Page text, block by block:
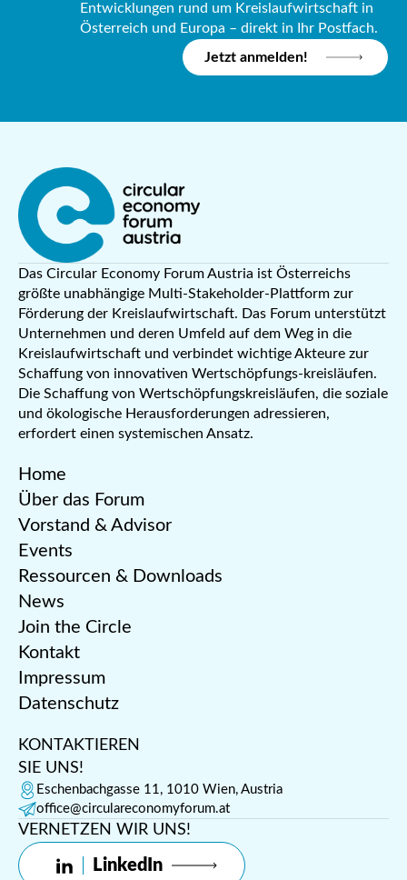
Entwicklungen rund um Kreislaufwirtschaft in
Österreich und Europa – direkt in Ihr Postfach.
Jetzt anmelden!
Das Circular Economy Forum Austria ist Österreichs
größte unabhängige Multi-Stakeholder-Plattform zur
Förderung der Kreislaufwirtschaft. Das Forum unterstützt
Unternehmen und deren Umfeld auf dem Weg in die
Kreislaufwirtschaft und verbindet wichtige Akteure zur
Schaffung von innovativen Wertschöpfungs-kreisläufen.
Die Schaffung von Wertschöpfungskreisläufen, die soziale
und ökologische Herausforderungen adressieren,
erfordert einen systemischen Ansatz.
Home
Über das Forum
Vorstand & Advisor
Events
Ressourcen & Downloads
News
Join the Circle
Kontakt
Impressum
Datenschutz
KONTAKTIEREN
SIE UNS!
Eschenbachgasse 11, 1010 Wien, Austria
office@circulareconomyforum.at
VERNETZEN WIR UNS!
LinkedIn